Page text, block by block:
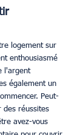
logement sur
enthousiasmé
l'argent
également un
Peut-
des réussites
avez-vous